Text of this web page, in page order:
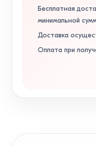
Бесплатная
минимальной
Доставка
Оплата при